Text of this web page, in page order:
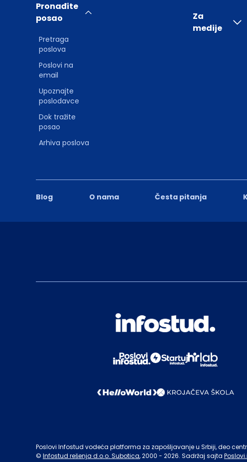
Blog O nama Česta pitanja
Pronađite
posao
Pretraga
poslova
Poslovi na
email
Upoznajte
poslodavce
Dok tražite
posao
Arhiva poslova
Za
medije
Poslovi Infostud vodeća platforma za zapošljavanje u Srbiji, deo
© Infostud rešenja d.o.o. Subotica, 2000 - 2026. Sadržaj sajta